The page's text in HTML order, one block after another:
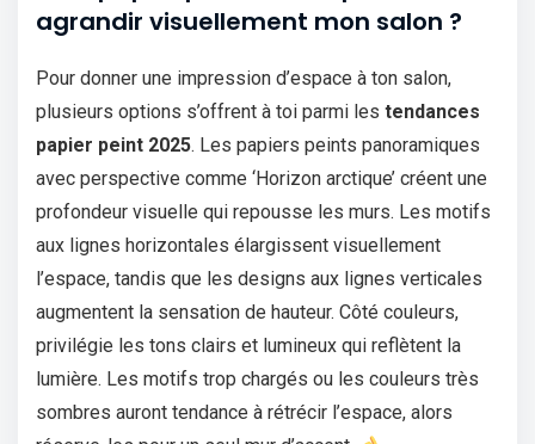
agrandir visuellement mon salon ?
Pour donner une impression d’espace à ton salon,
plusieurs options s’offrent à toi parmi les tendances
papier peint 2025. Les papiers peints panoramiques
avec perspective comme ‘Horizon arctique’ créent une
profondeur visuelle qui repousse les murs. Les motifs
aux lignes horizontales élargissent visuellement
l’espace, tandis que les designs aux lignes verticales
augmentent la sensation de hauteur. Côté couleurs,
privilégie les tons clairs et lumineux qui reflètent la
lumière. Les motifs trop chargés ou les couleurs très
sombres auront tendance à rétrécir l’espace, alors